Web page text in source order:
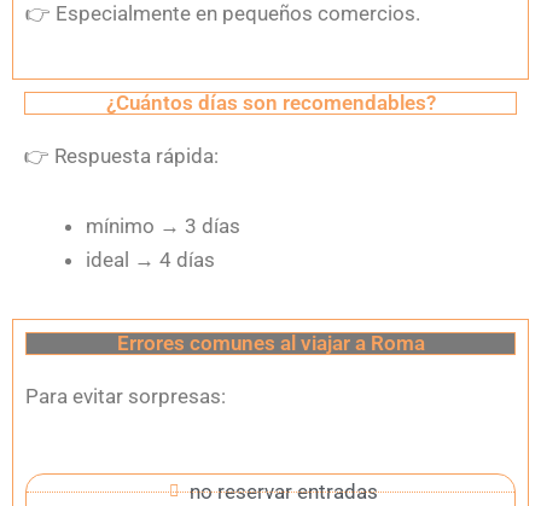
👉 Especialmente en pequeños comercios.
¿Cuántos días son recomendables?
👉 Respuesta rápida:
mínimo → 3 días
ideal → 4 días
Errores comunes al viajar a Roma
Para evitar sorpresas:
no reservar entradas